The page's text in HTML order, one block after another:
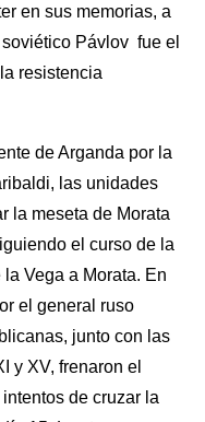
en sus memorias, a
Pávlov fue el
resistencia
de Arganda por la
las unidades
la meseta de Morata
el curso de la
Vega a Morata. En
el general ruso
junto con las
y XV, frenaron el
de cruzar la